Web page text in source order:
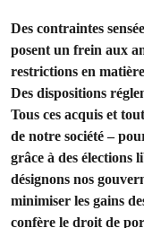
Des contraintes
posent un frein aux
restrictions en
Des dispositions
Tous ces acquis et
de notre société –
grâce à des élections
désignons nos
minimiser les gains
confère le droit de